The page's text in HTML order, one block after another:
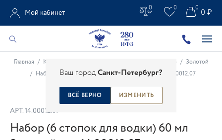
Ваш городСанкт-Петербург?
ВСЁ ВЕРНО ИЗМЕНИТЬ
Мой кабинет
0 0 0 ₽
0
Главная / Каталог / Золотой
/ Набор (6 стопок для водки) 60 мл Золотой арт. 14.00012.07
АРТ. 14.00012.07
Набор (6 стопок для водки) 60 мл